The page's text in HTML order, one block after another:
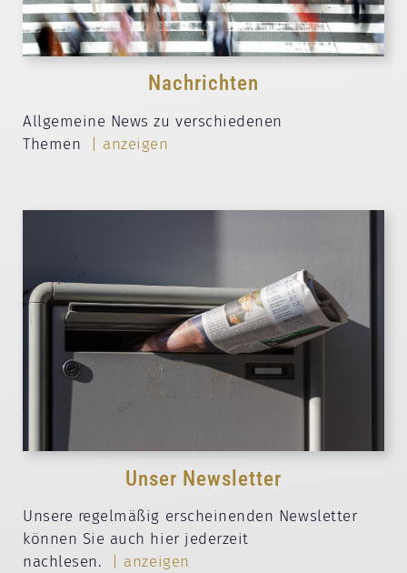
Nachrichten
Allgemeine News zu verschiedenen
Themen
| anzeigen
Unser Newsletter
Unsere regelmäßig erscheinenden Newsletter
können Sie auch hier jederzeit
nachlesen.
| anzeigen